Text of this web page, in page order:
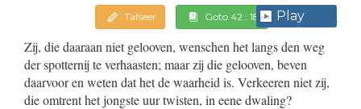
Tafseer Goto 42 : 18 Play
Zij, die daaraan niet gelooven, wenschen het langs den weg
der spotternij te verhaasten; maar zij die gelooven, beven
daarvoor en weten dat het de waarheid is. Verkeeren niet zij,
die omtrent het jongste uur twisten, in eene dwaling?